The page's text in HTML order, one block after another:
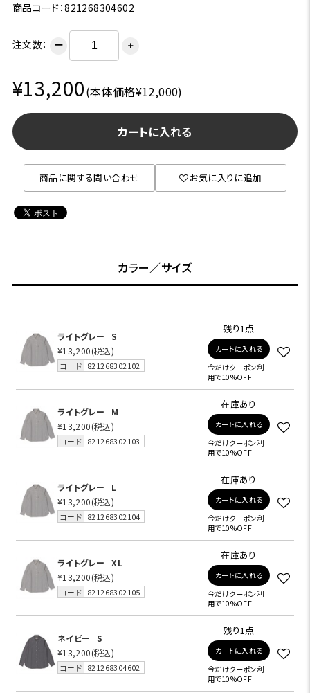
商品コード：821268304602
注文数： ー ＋
¥13,200(本体価格¥12,000)
カートに入れる
商品に関する問い合わせ お気に入りに追加
カラー／サイズ
ライトグレー
S
¥13,200(税込)
コード 821268302102
残り1点
カートに入れる
今だけクーポン利
用で10%OFF
ライトグレー
M
¥13,200(税込)
コード 821268302103
在庫あり
カートに入れる
今だけクーポン利
用で10%OFF
ライトグレー
L
¥13,200(税込)
コード 821268302104
在庫あり
カートに入れる
今だけクーポン利
用で10%OFF
ライトグレー
XL
¥13,200(税込)
コード 821268302105
在庫あり
カートに入れる
今だけクーポン利
用で10%OFF
ネイビー
S
¥13,200(税込)
コード 821268304602
残り1点
カートに入れる
今だけクーポン利
用で10%OFF